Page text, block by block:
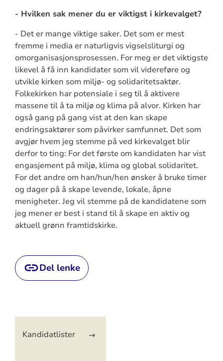
- Hvilken sak mener du er viktigst i kirkevalget?
- Det er mange viktige saker. Det som er mest
fremme i media er naturligvis vigselsliturgi og
omorganisasjonsprosessen. For meg er det viktigste
likevel å få inn kandidater som vil videreføre og
utvikle kirken som miljø- og solidaritetsaktør.
Folkekirken har potensiale i seg til å aktivere
massene til å ta miljø og klima på alvor. Kirken har
også gang på gang vist at den kan skape
endringsaktører som påvirker samfunnet. Det som
avgjør hvem jeg stemme på ved kirkevalget blir
derfor to ting: For det første om kandidaten har vist
engasjement på miljø, klima og global solidaritet.
For det andre om han/hun/hen ønsker å bruke timer
og dager på å skape levende, lokale, åpne
menigheter. Jeg vil stemme på de kandidatene som
jeg mener er best i stand til å skape en aktiv og
aktuell grønn framtidskirke.
Del lenke
Kandidatlister